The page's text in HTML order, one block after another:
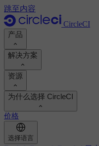
跳至内容
CircleCI
产品
产品
演示
产品路线图
执行环境
解决方案
开发人员
平台工程师
安全工程师
工程经理
资源
文档
支持门户
Orbs 注册表
为什么选择 CircleCI
计算投资回报率
价格
选择语言